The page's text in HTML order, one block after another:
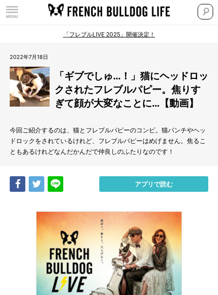
「フレブルLIVE 2025」開催決定！
2022年7月18日
「ギブでしゅ…！」猫にヘッドロッ
クされたフレブルパピー。焦りす
ぎて顔が大変なことに…【動画】
今回ご紹介するのは、猫とフレブルパピーのコンビ。猫パンチやヘッ
ドロックをされているけれど、フレブルパピーはめげません。焦るこ
ともあるけれどなんだかんだで仲良しのふたりなのです！
Share Tweet アプリで読む